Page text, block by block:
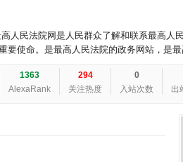
人民法院网是人民群众了解和联系最高人
要使命。是最高人民法院的政务网站，是
1363
AlexaRank
294
关注热度
0
入站次数
出